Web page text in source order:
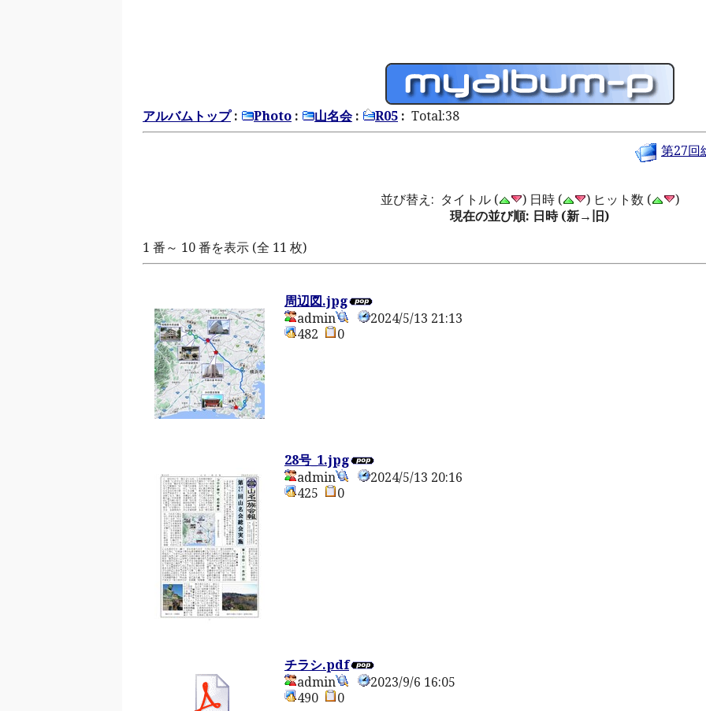
アルバムトップ: Photo : 山名会: R05 : Total:38
第27回
並び替え: タイトル ( ) 日時 ( ) ヒット数 (
)
現在の並び順: 日時 (新→旧)
1 番～ 10 番を表示 (全 11 枚)
周辺図.jpg
admin
2024/5/13 21:13
482
0
28号_1.jpg
admin
2024/5/13 20:16
425
0
チラシ.pdf
admin
2023/9/6 16:05
490
0